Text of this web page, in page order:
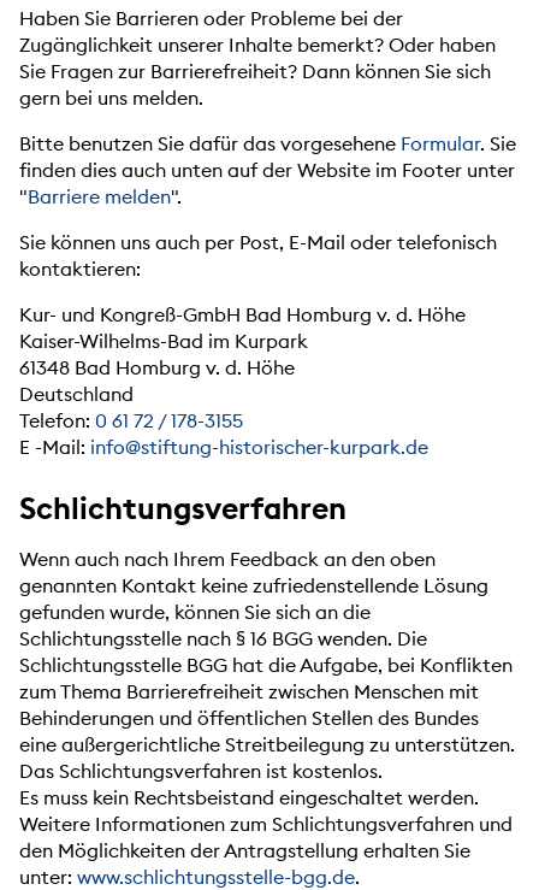
Haben Sie Barrieren oder Probleme bei der
Zugänglichkeit unserer Inhalte bemerkt? Oder haben
Sie Fragen zur Barrierefreiheit? Dann können Sie sich
gern bei uns melden.
Bitte benutzen Sie dafür das vorgesehene Formular. Sie
finden dies auch unten auf der Website im Footer unter
"Barriere melden".
Sie können uns auch per Post, E-Mail oder telefonisch
kontaktieren:
Kur- und Kongreß-GmbH Bad Homburg v. d. Höhe
Kaiser-Wilhelms-Bad im Kurpark
61348 Bad Homburg v. d. Höhe
Deutschland
Telefon: 0 61 72 / 178-3155
E -Mail: info@stiftung-historischer-kurpark.de
Schlichtungsverfahren
Wenn auch nach Ihrem Feedback an den oben
genannten Kontakt keine zufriedenstellende Lösung
gefunden wurde, können Sie sich an die
Schlichtungsstelle nach § 16 BGG wenden. Die
Schlichtungsstelle BGG hat die Aufgabe, bei Konflikten
zum Thema Barrierefreiheit zwischen Menschen mit
Behinderungen und öffentlichen Stellen des Bundes
eine außergerichtliche Streitbeilegung zu unterstützen.
Das Schlichtungsverfahren ist kostenlos.
Es muss kein Rechtsbeistand eingeschaltet werden.
Weitere Informationen zum Schlichtungsverfahren und
den Möglichkeiten der Antragstellung erhalten Sie
unter: www.schlichtungsstelle-bgg.de.